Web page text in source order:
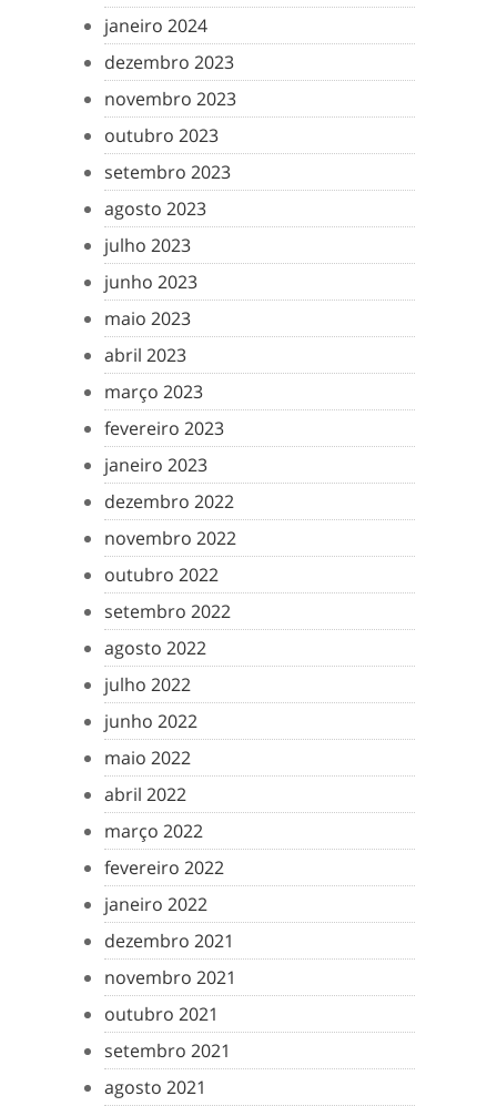
janeiro 2024
dezembro 2023
novembro 2023
outubro 2023
setembro 2023
agosto 2023
julho 2023
junho 2023
maio 2023
abril 2023
março 2023
fevereiro 2023
janeiro 2023
dezembro 2022
novembro 2022
outubro 2022
setembro 2022
agosto 2022
julho 2022
junho 2022
maio 2022
abril 2022
março 2022
fevereiro 2022
janeiro 2022
dezembro 2021
novembro 2021
outubro 2021
setembro 2021
agosto 2021